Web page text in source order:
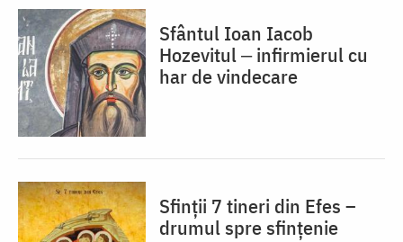
Sfântul Ioan Iacob
Hozevitul ‒ infirmierul cu
har de vindecare
Sfinții 7 tineri din Efes –
drumul spre sfințenie